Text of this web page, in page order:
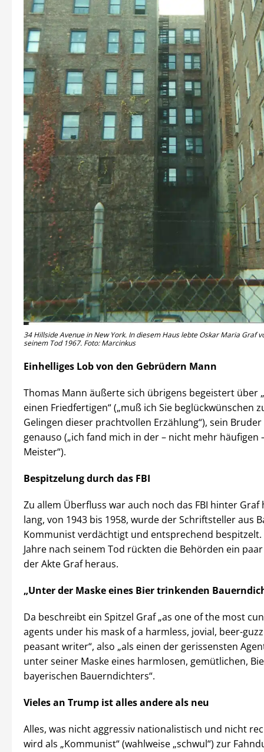
34 Hillside Avenue in New York. In diesem Haus lebte Oskar Maria Graf
seinem Tod 1967. Foto: Marcinkus
Einhelliges Lob von den Gebrüdern Mann
Thomas Mann äußerte sich übrigens begeistert über
einen Friedfertigen“ („muß ich Sie beglückwünschen
Gelingen dieser prachtvollen Erzählung“), sein
genauso („ich fand mich in der – nicht mehr häufigen
Meister“).
Bespitzelung durch das FBI
Zu allem Überfluss war auch noch das FBI hinter Graf
lang, von 1943 bis 1958, wurde der Schriftsteller aus
Kommunist verdächtigt und entsprechend bespitzelt.
Jahre nach seinem Tod rückten die Behörden ein
der Akte Graf heraus.
„Unter der Maske eines Bier trinkenden
Da beschreibt ein Spitzel Graf „as one of the most
agents under his mask of a harmless, jovial, beer-
peasant writer“, also „als einen der gerissensten
unter seiner Maske eines harmlosen, gemütlichen,
bayerischen Bauerndichters“.
Vieles an Trump ist alles andere als neu
Alles, was nicht aggressiv nationalistisch und nicht
wird als „Kommunist“ (wahlweise „schwul“) zur